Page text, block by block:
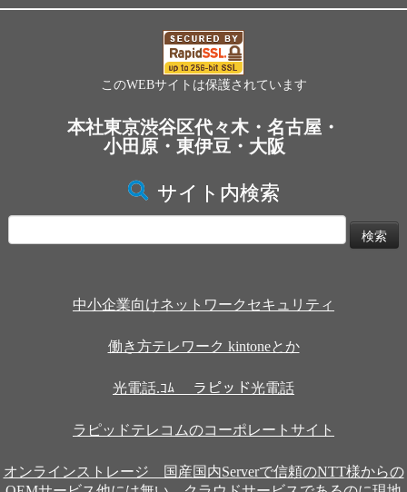
このWEBサイトは保護されています
本社東京渋谷区代々木・名古屋・
小田原・東伊豆・大阪
サイト内検索
索:
中小企業向けネットワークセキュリティ
働き方テレワーク kintoneとか
光電話.ｺﾑ ラピッド光電話
ラピッドテレコムのコーポレートサイト
オンラインストレージ 国産国内Serverで信頼のNTT様からの